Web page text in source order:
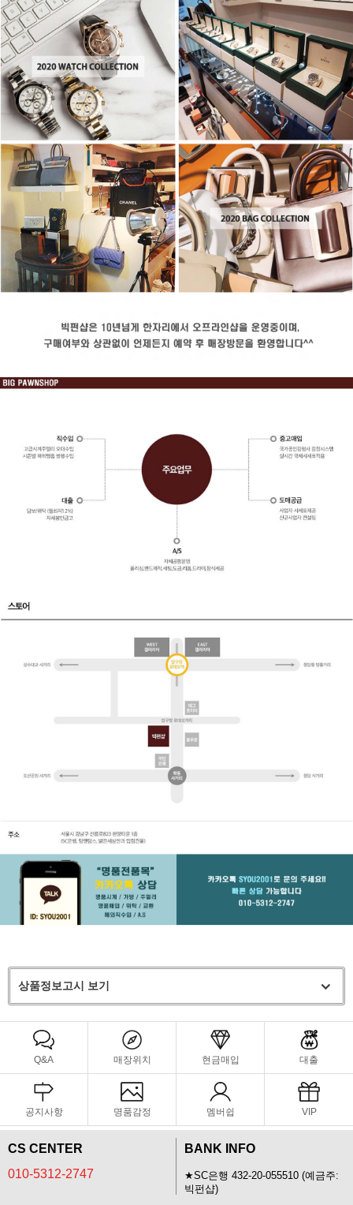
상품정보고시 보기
Q&A 매장위치 현금매입 대출
공지사항 명품감정 멤버쉽 VIP
CS CENTER
010-5312-2747
BANK INFO
★SC은행 432-20-055510 (예금주:
빅펀샵)